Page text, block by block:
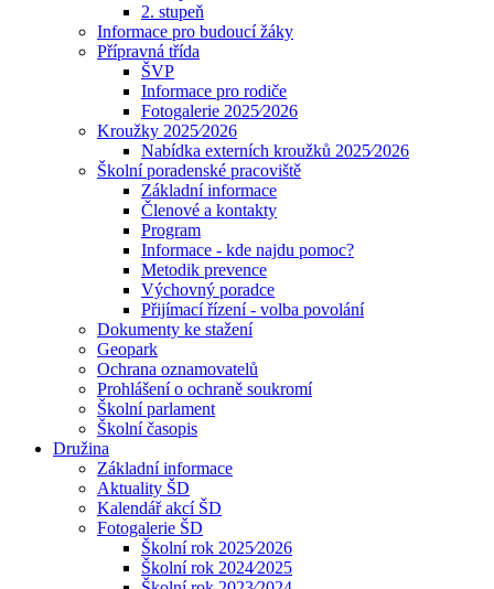
2. stupeň
Informace pro budoucí žáky
Přípravná třída
ŠVP
Informace pro rodiče
Fotogalerie 2025⁄2026
Kroužky 2025⁄2026
Nabídka externích kroužků 2025⁄2026
Školní poradenské pracoviště
Základní informace
Členové a kontakty
Program
Informace - kde najdu pomoc?
Metodik prevence
Výchovný poradce
Přijímací řízení - volba povolání
Dokumenty ke stažení
Geopark
Ochrana oznamovatelů
Prohlášení o ochraně soukromí
Školní parlament
Školní časopis
Družina
Základní informace
Aktuality ŠD
Kalendář akcí ŠD
Fotogalerie ŠD
Školní rok 2025⁄2026
Školní rok 2024⁄2025